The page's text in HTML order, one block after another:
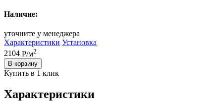
Наличие:
уточните у менеджера
Характеристики Установка
2104 Р/м2
В корзину
Купить в 1 клик
Характеристики